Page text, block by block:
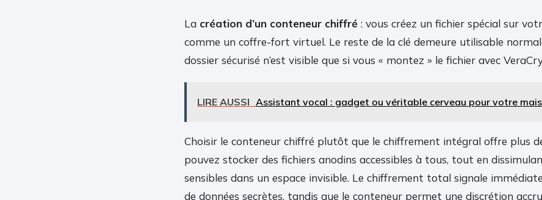
La création d’un conteneur chiffré : vous créez un fichier spécial sur
comme un coffre-fort virtuel. Le reste de la clé demeure utilisable
dossier sécurisé n’est visible que si vous « montez » le fichier avec
LIRE AUSSI Assistant vocal : gadget ou véritable cerveau pour votre
Choisir le conteneur chiffré plutôt que le chiffrement intégral offre plus
pouvez stocker des fichiers anodins accessibles à tous, tout en
sensibles dans un espace invisible. Le chiffrement total signale
de données secrètes, tandis que le conteneur permet une discrétion